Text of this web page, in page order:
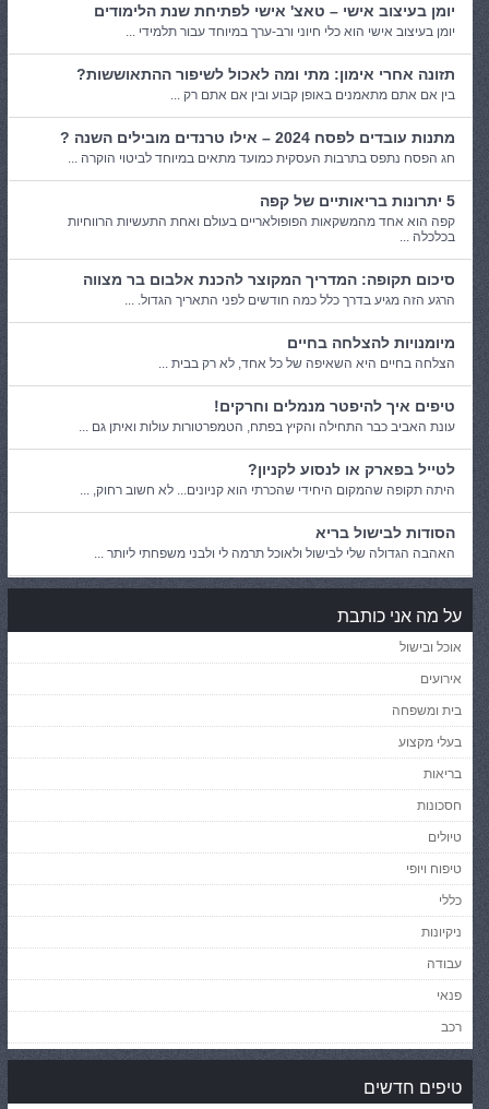
יומן בעיצוב אישי – טאצ' אישי לפתיחת שנת הלימודים
יומן בעיצוב אישי הוא כלי חיוני ורב-ערך במיוחד עבור תלמידי ...
תזונה אחרי אימון: מתי ומה לאכול לשיפור ההתאוששות?
בין אם אתם מתאמנים באופן קבוע ובין אם אתם רק ...
מתנות עובדים לפסח 2024 – אילו טרנדים מובילים השנה ?
חג הפסח נתפס בתרבות העסקית כמועד מתאים במיוחד לביטוי הוקרה ...
5 יתרונות בריאותיים של קפה
קפה הוא אחד מהמשקאות הפופולאריים בעולם ואחת התעשיות הרווחיות
בכלכלה ...
סיכום תקופה: המדריך המקוצר להכנת אלבום בר מצווה
הרגע הזה מגיע בדרך כלל כמה חודשים לפני התאריך הגדול. ...
מיומנויות להצלחה בחיים
הצלחה בחיים היא השאיפה של כל אחד, לא רק בבית ...
טיפים איך להיפטר מנמלים וחרקים!
עונת האביב כבר התחילה והקיץ בפתח, הטמפרטורות עולות ואיתן גם ...
לטייל בפארק או לנסוע לקניון?
היתה תקופה שהמקום היחידי שהכרתי הוא קניונים... לא חשוב רחוק, ...
הסודות לבישול בריא
האהבה הגדולה שלי לבישול ולאוכל תרמה לי ולבני משפחתי ליותר ...
על מה אני כותבת
אוכל ובישול
אירועים
בית ומשפחה
בעלי מקצוע
בריאות
חסכונות
טיולים
טיפוח ויופי
כללי
ניקיונות
עבודה
פנאי
רכב
טיפים חדשים